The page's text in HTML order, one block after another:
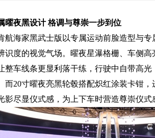
曜夜黑设计 格调与尊崇一步到位
航海家黑武士版以专属运动前脸造型与
识度的视觉气场。曜夜星瀑格栅、车侧
整车线条更显利落干练，行驶中自带高
而20寸曜夜亮黑轮毂搭配炽红涂装卡钳
影尽显仪式感，为上下车时营造尊崇仪式